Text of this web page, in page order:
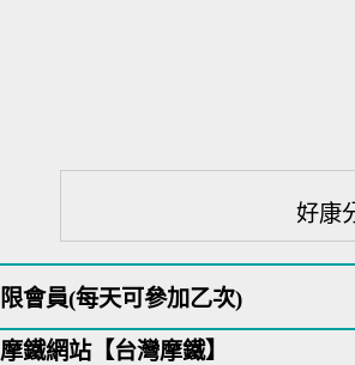
好
限會員(每天可參加乙次)
摩鐵網站【台灣摩鐵】